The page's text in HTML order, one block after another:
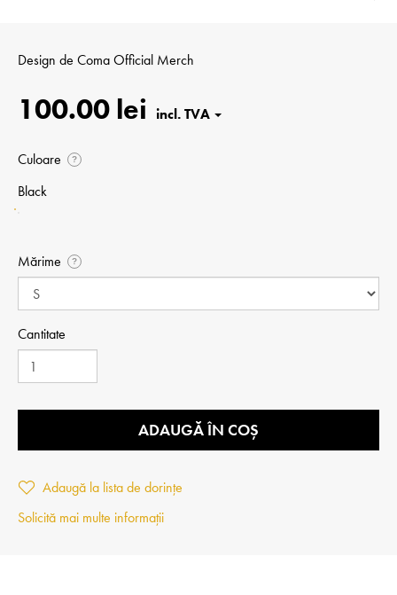
Design de Coma Official Merch
100.00 lei
Culoare ?
Black
Mărime ?
Cantitate
ADAUGĂ ÎN COȘ
Adaugă la lista de dorințe
Solicită mai multe informații